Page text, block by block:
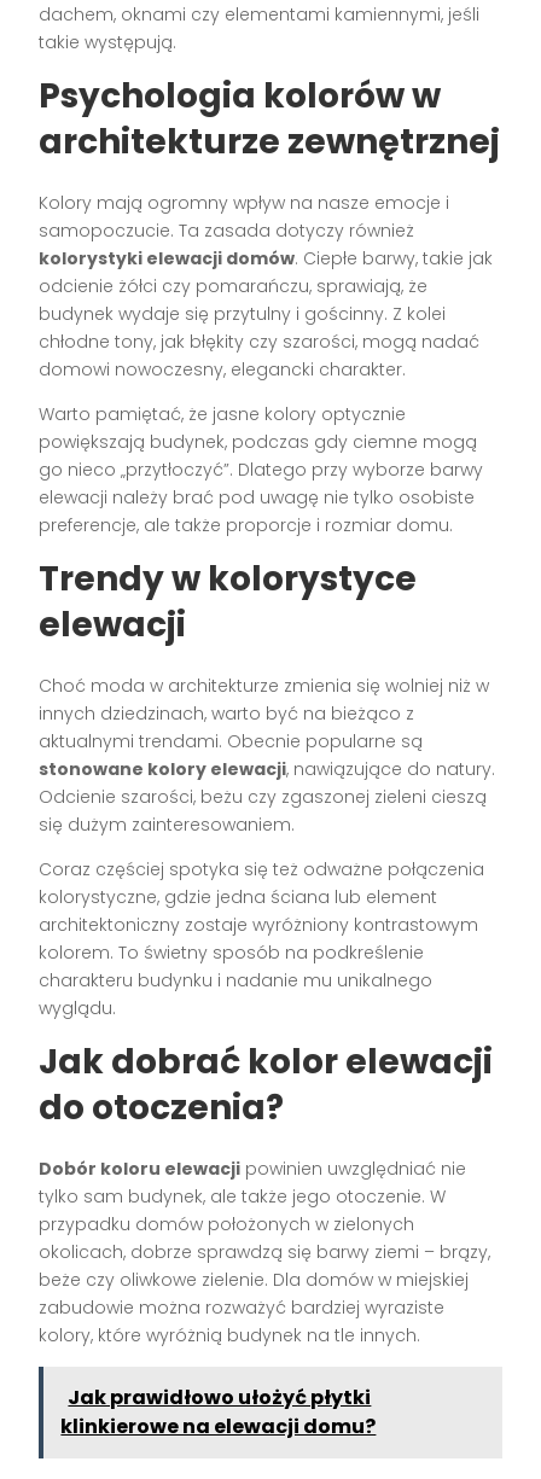
dachem, oknami czy elementami kamiennymi, jeśli
takie występują.
Psychologia kolorów w
architekturze zewnętrznej
Kolory mają ogromny wpływ na nasze emocje i
samopoczucie. Ta zasada dotyczy również
kolorystyki elewacji domów. Ciepłe barwy, takie jak
odcienie żółci czy pomarańczu, sprawiają, że
budynek wydaje się przytulny i gościnny. Z kolei
chłodne tony, jak błękity czy szarości, mogą nadać
domowi nowoczesny, elegancki charakter.
Warto pamiętać, że jasne kolory optycznie
powiększają budynek, podczas gdy ciemne mogą
go nieco „przytłoczyć”. Dlatego przy wyborze barwy
elewacji należy brać pod uwagę nie tylko osobiste
preferencje, ale także proporcje i rozmiar domu.
Trendy w kolorystyce
elewacji
Choć moda w architekturze zmienia się wolniej niż w
innych dziedzinach, warto być na bieżąco z
aktualnymi trendami. Obecnie popularne są
stonowane kolory elewacji, nawiązujące do natury.
Odcienie szarości, beżu czy zgaszonej zieleni cieszą
się dużym zainteresowaniem.
Coraz częściej spotyka się też odważne połączenia
kolorystyczne, gdzie jedna ściana lub element
architektoniczny zostaje wyróżniony kontrastowym
kolorem. To świetny sposób na podkreślenie
charakteru budynku i nadanie mu unikalnego
wyglądu.
Jak dobrać kolor elewacji
do otoczenia?
Dobór koloru elewacji powinien uwzględniać nie
tylko sam budynek, ale także jego otoczenie. W
przypadku domów położonych w zielonych
okolicach, dobrze sprawdzą się barwy ziemi – brązy,
beże czy oliwkowe zielenie. Dla domów w miejskiej
zabudowie można rozważyć bardziej wyraziste
kolory, które wyróżnią budynek na tle innych.
Jak prawidłowo ułożyć płytki
klinkierowe na elewacji domu?